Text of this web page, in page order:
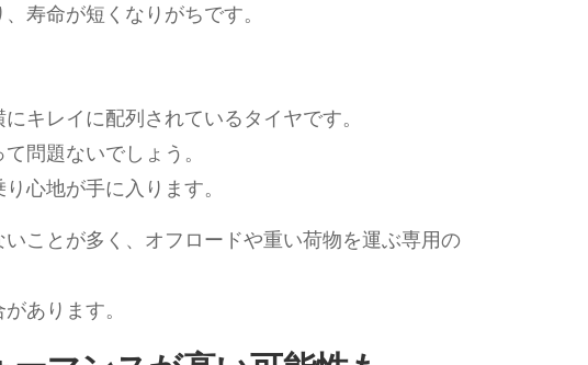
寿命が短くなりがちです。
キレイに配列されているタイヤです。
問題ないでしょう。
心地が手に入ります。
ことが多く、オフロードや重い荷物を運ぶ専用の
あります。